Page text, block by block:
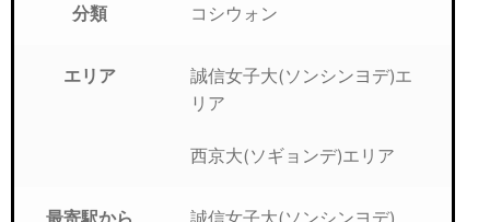
分類 コシウォン
エリア
誠信女子大(ソンシンヨデ)エ
リア
西京大(ソギョンデ)エリア
最寄駅から
誠信女子大(ソンシンヨデ)